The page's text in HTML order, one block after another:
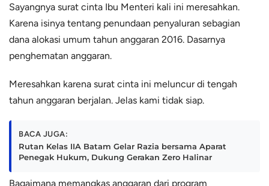
Sayangnya surat cinta Ibu Menteri kali ini meresahkan.
Karena isinya tentang penundaan penyaluran sebagian
dana alokasi umum tahun anggaran 2016. Dasarnya
penghematan anggaran.
Meresahkan karena surat cinta ini meluncur di tengah
tahun anggaran berjalan. Jelas kami tidak siap.
BACA JUGA:
Rutan Kelas IIA Batam Gelar Razia bersama Aparat
Penegak Hukum, Dukung Gerakan Zero Halinar
Bagaimana memangkas anggaran dari program